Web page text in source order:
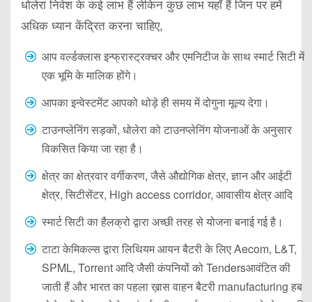
धोलेरा निवेश के कई लाभ हैं लेकिन कुछ लाभ यहाँ हैं जिन पर हमें
अधिक ध्यान केंद्रित करना चाहिए,
आप वर्ल्डक्लास इन्फ्रास्ट्रक्चर और एमनिटीज के साथ स्मार्ट सिटी में
एक भूमि के मालिक होंगे।
आपका इन्वेस्टमेंट आपको थोड़े ही समय में दोगुना मूल्य देगा।
टाउनप्लेनिंग सड़कों, धोलेरा को टाउनप्लेनिंग योजनाओं के अनुसार
विकसित किया जा रहा है।
क्षेत्र का क्षेत्रवार वर्गीकरण, जैसे औद्योगिक क्षेत्र, ज्ञान और आईटी
क्षेत्र, सिटीसेंटर, High access corridor, आवासीय क्षेत्र आदि
स्मार्ट सिटी का हैलक्रो द्वारा अच्छी तरह से योजना बनाई गई है।
टाटा केमिकल्स द्वारा लिथियम आयन बैटरी के लिए Aecom, L&T,
SPML, Torrent आदि जैसी कंपनियों को Tendersआवंटित की
जाती हैं और भारत का पहला ख़ास वाहन बैटरी manufacturing हब